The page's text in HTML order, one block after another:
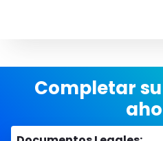
Completar